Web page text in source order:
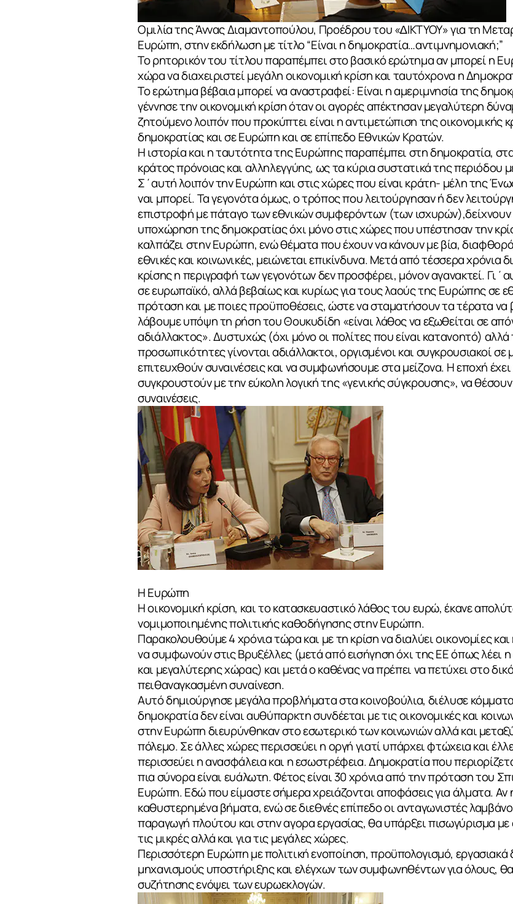
ΣΧΕΤΙΚΑ
Ομιλία της Άννας Διαμαντοπούλου, Προέδρου του «∆ΙΚΤΥΟΥ» για τη
Ευρώπη, στην εκδήλωση με τίτλο “Είναι η δηµοκρατία…αντιµνηµονιακή;”
Το ρητορικόν του τίτλου παραπέμπει στο βασικό ερώτημα αν μπορεί η
χώρα να διαχειριστεί μεγάλη οικονομική κρίση και ταυτόχρονα η
Το ερώτημα βέβαια μπορεί να αναστραφεί: Είναι η αμεριμνησία της
γέννησε την οικονομική κρίση όταν οι αγορές απέκτησαν μεγαλύτερη
ζητούμενο λοιπόν που προκύπτει είναι η αντιμετώπιση της οικονομικής
δημοκρατίας και σε Ευρώπη και σε επίπεδο Εθνικών Κρατών.
Η ιστορία και η ταυτότητα της Ευρώπης παραπέμπει στη δημοκρατία,
κράτος πρόνοιας και αλληλεγγύης, ως τα κύρια συστατικά της περιόδου
Σ΄αυτή λοιπόν την Ευρώπη και στις χώρες που είναι κράτη- μέλη της
ναι μπορεί. Τα γεγονότα όμως, ο τρόπος που λειτούργησαν ή δεν
επιστροφή με πάταγο των εθνικών συμφερόντων (των
υποχώρηση της δημοκρατίας όχι μόνο στις χώρες που υπέστησαν την
καλπάζει στην Ευρώπη, ενώ θέματα που έχουν να κάνουν με βία,
εθνικές και κοινωνικές, μειώνεται επικίνδυνα. Μετά από τέσσερα χρόνια
κρίσης η περιγραφή των γεγονότων δεν προσφέρει, μόνον αγανακτεί.
σε ευρωπαϊκό, αλλά βεβαίως και κυρίως για τους λαούς της Ευρώπης σε
πρόταση και με ποιες προϋποθέσεις, ώστε να σταματήσουν τα τέρατα να
λάβουμε υπόψη τη ρήση του Θουκυδίδη «είναι λάθος να εξωθείται σε
αδιάλλακτος». Δυστυχώς (όχι μόνο οι πολίτες που είναι κατανοητό) αλλά
προσωπικότητες γίνονται αδιάλλακτοι, οργισμένοι και συγκρουσιακοί
επιτευχθούν συναινέσεις και να συμφωνήσουμε στα μείζονα. Η εποχή
συγκρουστούν με την εύκολη λογική της «γενικής σύγκρουσης», να
συναινέσεις.
Η Ευρώπη
Η οικονομική κρίση, και το κατασκευαστικό λάθος του ευρώ, έκανε
νομιμοποιημένης πολιτικής καθοδήγησης στην Ευρώπη.
Παρακολουθούμε 4 χρόνια τώρα και με τη κρίση να διαλύει οικονομίες
να συμφωνούν στις Βρυξέλλες (μετά από εισήγηση όχι της ΕΕ όπως λέει
και μεγαλύτερης χώρας) και μετά ο καθένας να πρέπει να πετύχει στο
πειθαναγκασμένη συναίνεση.
Αυτό δημιούργησε μεγάλα προβλήματα στα κοινοβούλια, διέλυσε
δημοκρατία δεν είναι αυθύπαρκτη συνδέεται με τις οικονομικές και
στην Ευρώπη διευρύνθηκαν στο εσωτερικό των κοινωνιών αλλά και
πόλεμο. Σε άλλες χώρες περισσεύει η οργή γιατί υπάρχει φτώχεια και
περισσεύει η ανασφάλεια και η εσωστρέφεια. Δημοκρατία που
πια σύνορα είναι ευάλωτη. Φέτος είναι 30 χρόνια από την πρόταση του
Ευρώπη. Εδώ που είμαστε σήμερα χρειάζονται αποφάσεις για άλματα. Αν
καθυστερημένα βήματα, ενώ σε διεθνές επίπεδο οι ανταγωνιστές
παραγωγή πλούτου και στην αγορα εργασίας, θα υπάρξει πισωγύρισμα με
τις μικρές αλλά και για τις μεγάλες χώρες.
Περισσότερη Ευρώπη με πολιτική ενοποίηση, προϋπολογισμό,
μηχανισμούς υποστήριξης και ελέγχων των συμφωνηθέντων για όλους,
συζήτησης ενόψει των ευρωεκλογών.